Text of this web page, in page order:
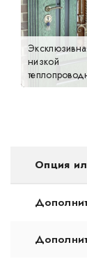
низкой
Опция